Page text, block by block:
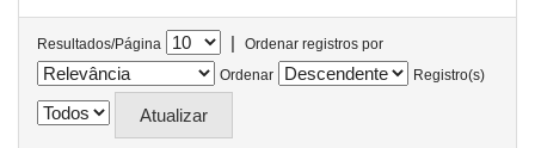
Resultados/Página |
Ordenar registros por
Ordenar
Registro(s)